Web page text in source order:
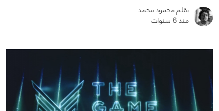
بقلم محمود محمد
منذ 6 سنوات